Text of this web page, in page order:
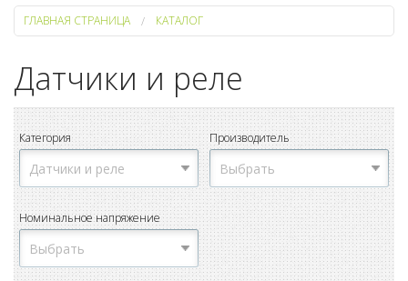
ГЛАВНАЯ СТРАНИЦА КАТАЛОГ
Датчики и реле
Категория Производитель
Номинальное напряжение